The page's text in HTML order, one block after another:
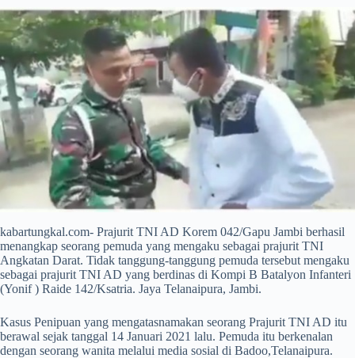
kabartungkal.com- Prajurit TNI AD Korem 042/Gapu Jambi berhasil
menangkap seorang pemuda yang mengaku sebagai prajurit TNI
Angkatan Darat. Tidak tanggung-tanggung pemuda tersebut mengaku
sebagai prajurit TNI AD yang berdinas di Kompi B Batalyon Infanteri
(Yonif ) Raide 142/Ksatria. Jaya Telanaipura, Jambi.
Kasus Penipuan yang mengatasnamakan seorang Prajurit TNI AD itu
berawal sejak tanggal 14 Januari 2021 lalu. Pemuda itu berkenalan
dengan seorang wanita melalui media sosial di Badoo,Telanaipura.